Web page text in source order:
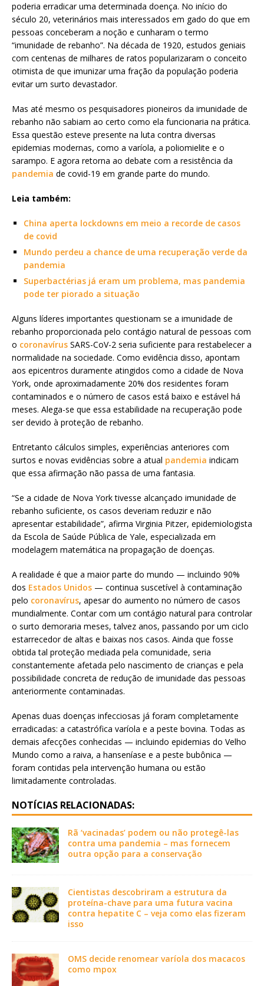
poderia erradicar uma determinada doença. No início do
século 20, veterinários mais interessados em gado do que em
pessoas conceberam a noção e cunharam o termo
“imunidade de rebanho”. Na década de 1920, estudos geniais
com centenas de milhares de ratos popularizaram o conceito
otimista de que imunizar uma fração da população poderia
evitar um surto devastador.
Mas até mesmo os pesquisadores pioneiros da imunidade de
rebanho não sabiam ao certo como ela funcionaria na prática.
Essa questão esteve presente na luta contra diversas
epidemias modernas, como a varíola, a poliomielite e o
sarampo. E agora retorna ao debate com a resistência da
pandemia de covid-19 em grande parte do mundo.
Leia também:
China aperta lockdowns em meio a recorde de casos
de covid
Mundo perdeu a chance de uma recuperação verde da
pandemia
Superbactérias já eram um problema, mas pandemia
pode ter piorado a situação
Alguns líderes importantes questionam se a imunidade de
rebanho proporcionada pelo contágio natural de pessoas com
o coronavírus SARS-CoV-2 seria suficiente para restabelecer a
normalidade na sociedade. Como evidência disso, apontam
aos epicentros duramente atingidos como a cidade de Nova
York, onde aproximadamente 20% dos residentes foram
contaminados e o número de casos está baixo e estável há
meses. Alega-se que essa estabilidade na recuperação pode
ser devido à proteção de rebanho.
Entretanto cálculos simples, experiências anteriores com
surtos e novas evidências sobre a atual pandemia indicam
que essa afirmação não passa de uma fantasia.
“Se a cidade de Nova York tivesse alcançado imunidade de
rebanho suficiente, os casos deveriam reduzir e não
apresentar estabilidade”, afirma Virginia Pitzer, epidemiologista
da Escola de Saúde Pública de Yale, especializada em
modelagem matemática na propagação de doenças.
A realidade é que a maior parte do mundo — incluindo 90%
dos Estados Unidos — continua suscetível à contaminação
pelo coronavírus, apesar do aumento no número de casos
mundialmente. Contar com um contágio natural para controlar
o surto demoraria meses, talvez anos, passando por um ciclo
estarrecedor de altas e baixas nos casos. Ainda que fosse
obtida tal proteção mediada pela comunidade, seria
constantemente afetada pelo nascimento de crianças e pela
possibilidade concreta de redução de imunidade das pessoas
anteriormente contaminadas.
Apenas duas doenças infecciosas já foram completamente
erradicadas: a catastrófica varíola e a peste bovina. Todas as
demais afecções conhecidas — incluindo epidemias do Velho
Mundo como a raiva, a hanseníase e a peste bubônica —
foram contidas pela intervenção humana ou estão
limitadamente controladas.
NOTÍCIAS RELACIONADAS:
Rã ‘vacinadas’ podem ou não protegê-las
contra uma pandemia – mas fornecem
outra opção para a conservação
Cientistas descobriram a estrutura da
proteína-chave para uma futura vacina
contra hepatite C – veja como elas fizeram
isso
OMS decide renomear varíola dos macacos
como mpox